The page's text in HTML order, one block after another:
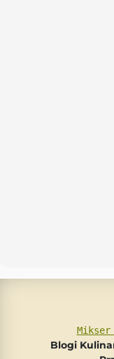
Blogi